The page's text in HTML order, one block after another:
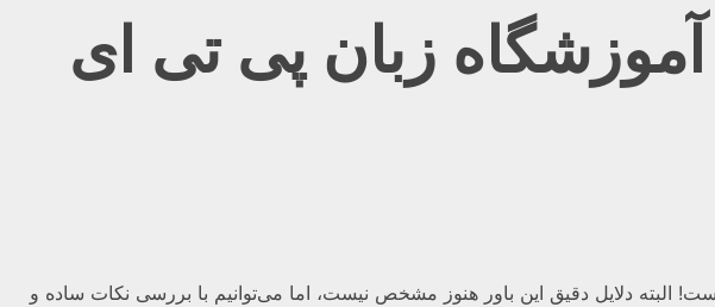
زبان پی تی ای
البته دلایل دقیق این باور هنوز مشخص نیست، اما می‌توانیم با بررسی نکات ساده و